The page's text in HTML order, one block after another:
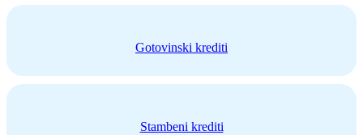
Gotovinski krediti
Stambeni krediti